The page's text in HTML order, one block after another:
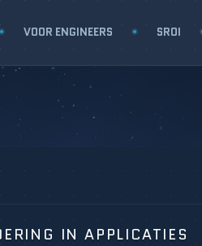
VOOR ENGINEERS SROI
IN APPLICATIES